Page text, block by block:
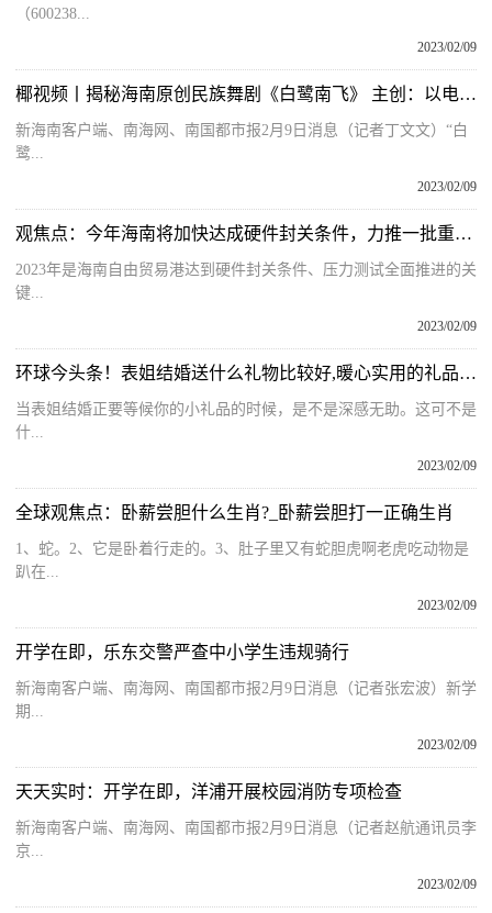
（600238...
2023/02/09
椰视频丨揭秘海南原创民族舞剧《白鹭南飞》 主创：以电影质感展现舞台张力
新海南客户端、南海网、南国都市报2月9日消息（记者丁文文）“白
鹭...
2023/02/09
观焦点：今年海南将加快达成硬件封关条件，力推一批重点项目取得实质性进展
2023年是海南自由贸易港达到硬件封关条件、压力测试全面推进的关
键...
2023/02/09
环球今头条！表姐结婚送什么礼物比较好,暖心实用的礼品推荐
当表姐结婚正要等候你的小礼品的时候，是不是深感无助。这可不是
什...
2023/02/09
全球观焦点：卧薪尝胆什么生肖?_卧薪尝胆打一正确生肖
1、蛇。2、它是卧着行走的。3、肚子里又有蛇胆虎啊老虎吃动物是
趴在...
2023/02/09
开学在即，乐东交警严查中小学生违规骑行
新海南客户端、南海网、南国都市报2月9日消息（记者张宏波）新学
期...
2023/02/09
天天实时：开学在即，洋浦开展校园消防专项检查
新海南客户端、南海网、南国都市报2月9日消息（记者赵航通讯员李
京...
2023/02/09